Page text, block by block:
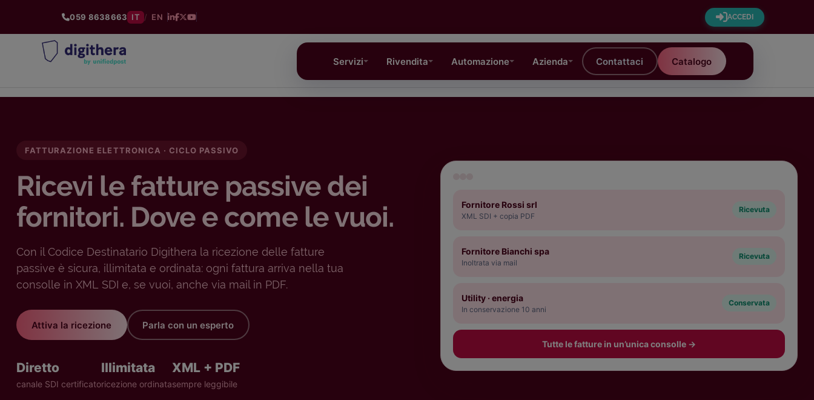
059 8638663 IT / EN ACCEDI
Servizi Rivendita Automazione Azienda Contattaci Catalogo
FATTURAZIONE ELETTRONICA · CICLO PASSIVO
Ricevi le fatture passive dei
fornitori. Dove e come le vuoi.
Con il Codice Destinatario Digithera la ricezione delle fatture
passive è sicura, illimitata e ordinata: ogni fattura arriva nella tua
consolle in XML SDI e, se vuoi, anche via mail in PDF.
Attiva la ricezione Parla con un esperto
Diretto
canale SDI certificato
Illimitata
ricezione ordinata
XML + PDF
sempre leggibile
Fornitore Rossi srl
XML SDI + copia PDF
Ricevuta
Fornitore Bianchi spa
Inoltrata via mail
Ricevuta
Utility · energia
In conservazione 10 anni
Conservata
Tutte le fatture in un’unica consolle →